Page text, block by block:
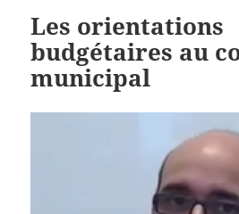
Les orientations
budgétaires au
municipal